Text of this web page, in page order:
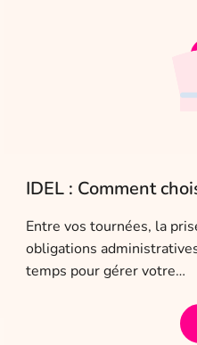
IDEL : Comment
Entre vos tournées, la
obligations
temps pour gérer votre…